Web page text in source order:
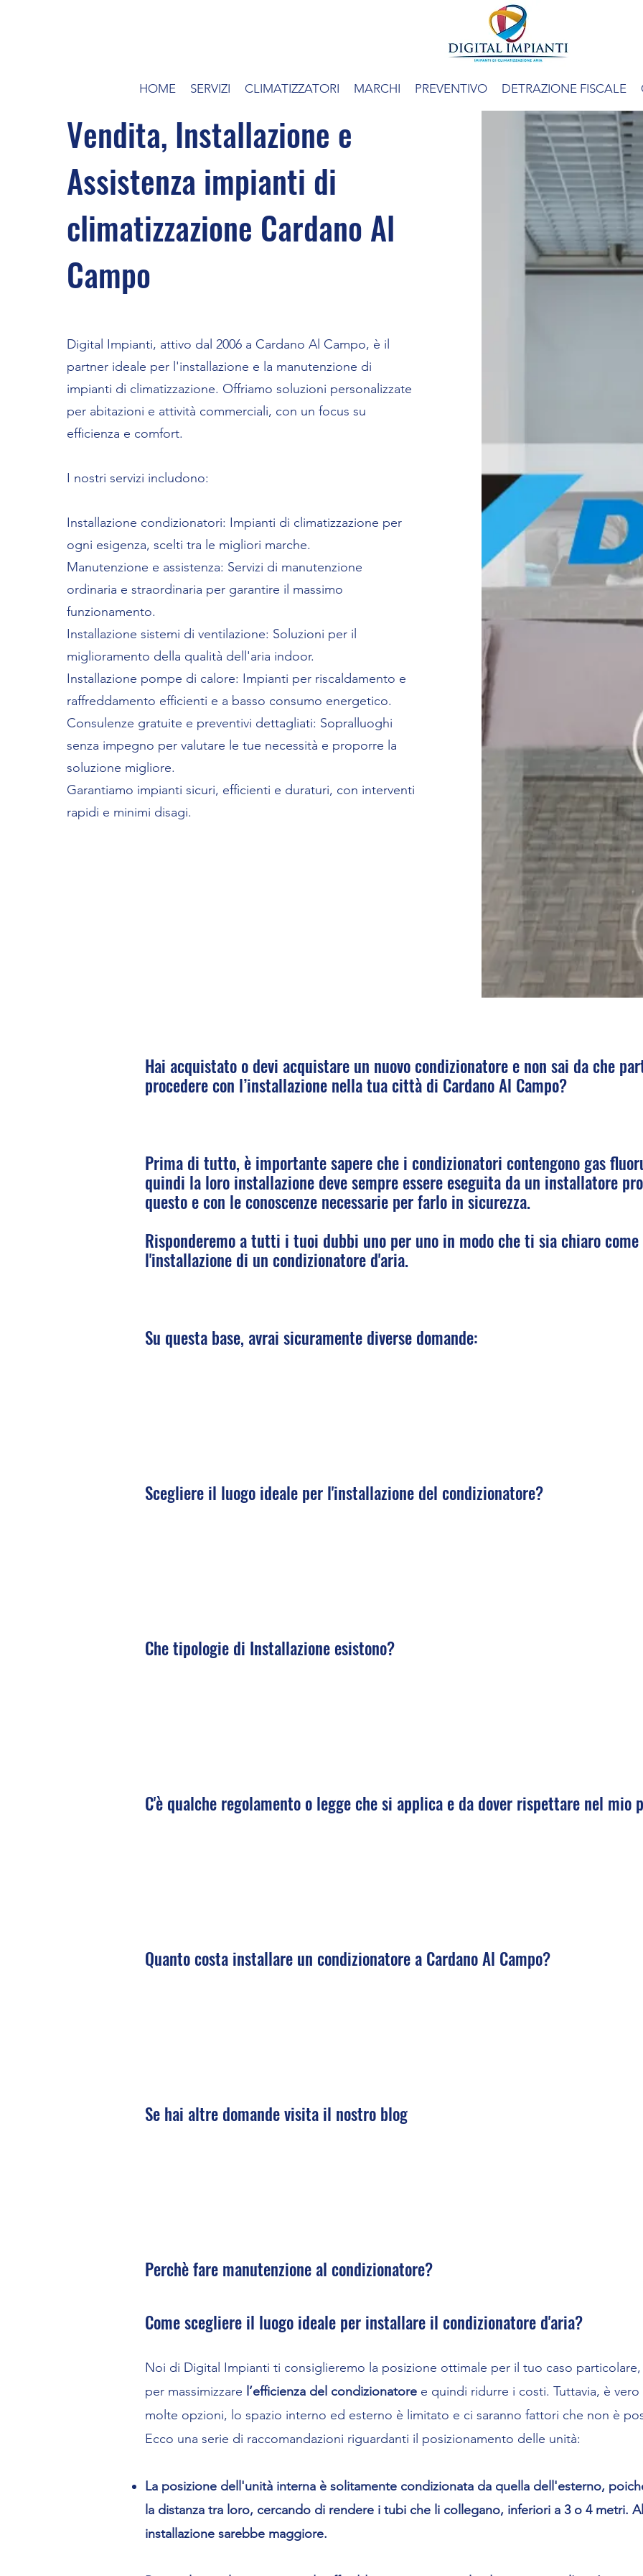
HOME SERVIZI CLIMATIZZATORI MARCHI PREVENTIVO DETRAZIONE FISCALE
Vendita, Installazione e
Assistenza impianti di
climatizzazione Cardano Al
Campo
Digital Impianti, attivo dal 2006 a Cardano Al Campo, è il
partner ideale per l'installazione e la manutenzione di
impianti di climatizzazione. Offriamo soluzioni personalizzate
per abitazioni e attività commerciali, con un focus su
efficienza e comfort.
I nostri servizi includono:
Installazione condizionatori: Impianti di climatizzazione per
ogni esigenza, scelti tra le migliori marche.
Manutenzione e assistenza: Servizi di manutenzione
ordinaria e straordinaria per garantire il massimo
funzionamento.
Installazione sistemi di ventilazione: Soluzioni per il
miglioramento della qualità dell'aria indoor.
Installazione pompe di calore: Impianti per riscaldamento e
raffreddamento efficienti e a basso consumo energetico.
Consulenze gratuite e preventivi dettagliati: Sopralluoghi
senza impegno per valutare le tue necessità e proporre la
soluzione migliore.
Garantiamo impianti sicuri, efficienti e duraturi, con interventi
rapidi e minimi disagi.
Hai acquistato o devi acquistare un nuovo condizionatore e non sai da che
procedere con l’installazione nella tua città di Cardano Al Campo?
Prima di tutto, è importante sapere che i condizionatori contengono gas
quindi la loro installazione deve sempre essere eseguita da un installatore
questo e con le conoscenze necessarie per farlo in sicurezza.
Risponderemo a tutti i tuoi dubbi uno per uno in modo che ti sia chiaro
l'installazione di un condizionatore d'aria.
Su questa base, avrai sicuramente diverse domande:
Scegliere il luogo ideale per l'installazione del condizionatore?
Che tipologie di Installazione esistono?
C'è qualche regolamento o legge che si applica e da dover rispettare nel mio
Quanto costa installare un condizionatore a Cardano Al Campo?
Se hai altre domande visita il nostro blog
Perchè fare manutenzione al condizionatore?​​​​​
Come scegliere il luogo ideale per installare il condizionatore d'aria?
Noi di Digital Impianti ti consiglieremo la posizione ottimale per il tuo caso
per massimizzare l’efficienza del condizionatore e quindi ridurre i costi. Tuttavia, è
molte opzioni, lo spazio interno ed esterno è limitato e ci saranno fattori che non è
Ecco una serie di raccomandazioni riguardanti il posizionamento delle unità:
La posizione dell'unità interna è solitamente condizionata da quella dell'esterno,
la distanza tra loro, cercando di rendere i tubi che li collegano, inferiori a 3 o 4 metri.
installazione sarebbe maggiore.